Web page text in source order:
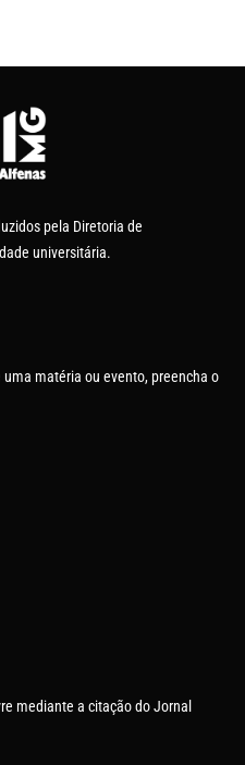
pela Diretoria de
universitária.
matéria ou evento, preencha o
mediante a citação do Jornal